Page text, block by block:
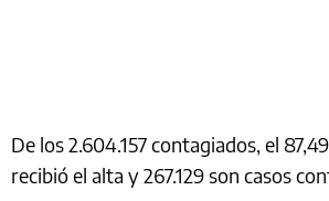
De los 2.604.157 contagiados, el
recibió el alta y 267.129 son casos